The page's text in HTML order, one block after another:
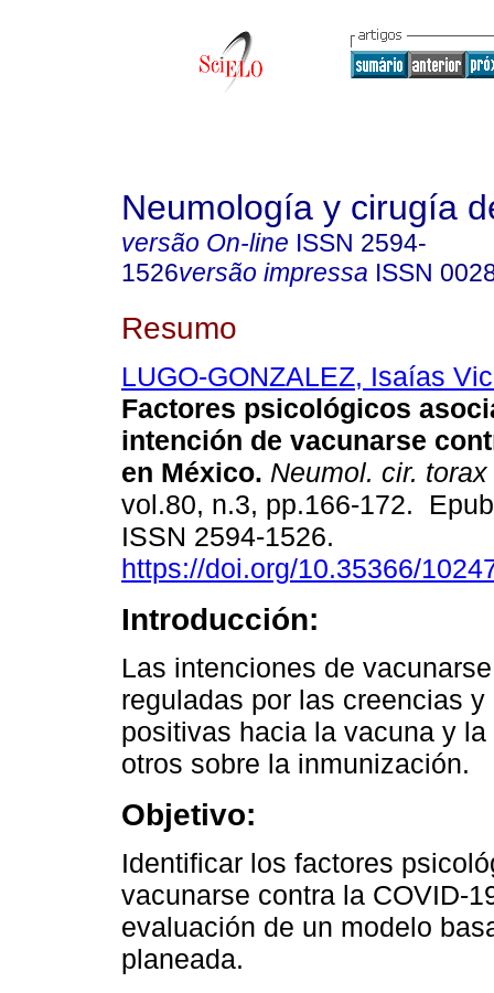
Neumología y cirugía
versão On-line ISSN 2594-
1526versão impressa ISSN
Resumo
LUGO-GONZALEZ, Isaías
Factores psicológicos
intención de vacunarse
en México. Neumol. cir. torax
vol.80, n.3, pp.166-172.
ISSN 2594-1526.
https://doi.org/10.35366/
Introducción:
Las intenciones de
reguladas por las creencias y
positivas hacia la vacuna y
otros sobre la inmunización.
Objetivo:
Identificar los factores
vacunarse contra la COVID-
evaluación de un modelo
planeada.